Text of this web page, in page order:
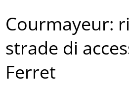
Courmayeur:
strade di
Ferret